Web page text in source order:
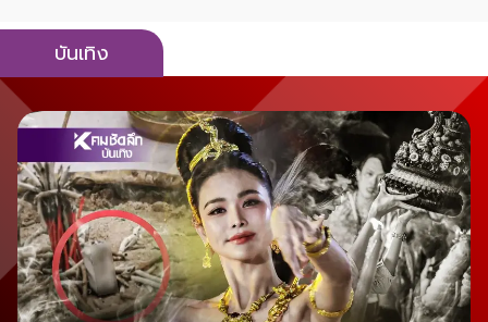
บันเทิง